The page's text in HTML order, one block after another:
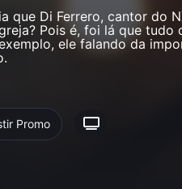
que Di Ferrero, cantor do
Pois é, foi lá que tudo
ele falando da
Promo